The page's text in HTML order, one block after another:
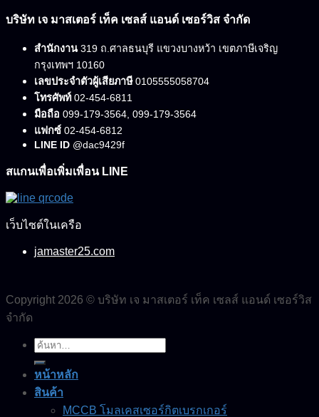
บริษัท เจ มาสเตอร์ เท็ค เซลส์ แอนด์ เซอร์วิส จำกัด
สำนักงาน 319 ถ.ศาลธนบุรี แขวงบางหว้า เขตภาษีเจริญ
กรุงเทพฯ 10160
เลขประจำตัวผู้เสียภาษี0105555058704
โทรศัพท์02-454-6811
มือถือ 099-179-3564, 099-179-3564
แฟกซ์ 02-454-6812
LINE ID @dac9429f
สแกนเพื่อเพิ่มเพื่อน LINE
เว็บไซต์ในเครือ
jamaster25.com
Copyright 2026 © บริษัท เจ มาสเตอร์ เท็ค เซลส์ แอนด์ เซอร์วิส
จำกัด
ค้นหา:
หน้าหลัก
สินค้า
MCCB โมลเคสเซอร์กิตเบรกเกอร์